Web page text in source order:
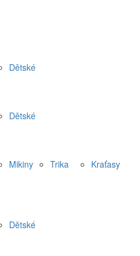
Dětské
Dětské
Mikiny Trika Kraťasy
Dětské